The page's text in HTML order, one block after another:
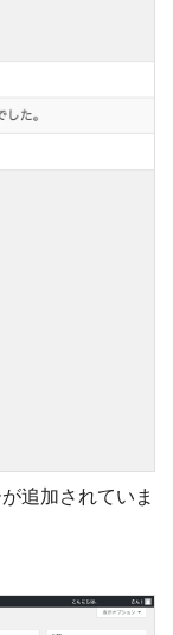
追加されていま